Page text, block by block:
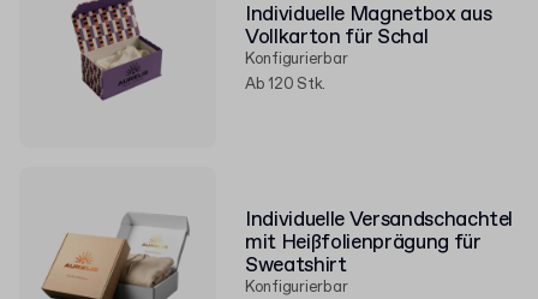
Individuelle Magnetbox aus
Vollkarton für Schal
Konfigurierbar
Ab 120 Stk.
Individuelle Versandschachtel
mit Heißfolienprägung für
Sweatshirt
Konfigurierbar